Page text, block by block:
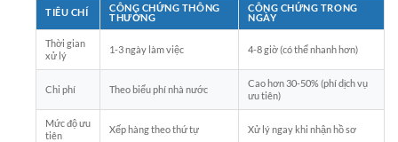
TIÊU CHÍ
CÔNG CHỨNG THÔNG
THƯỜNG
CÔNG CHỨNG TRONG
NGÀY
Thời gian
xử lý
1-3 ngày làm việc 4-8 giờ (có thể nhanh hơn)
Chi phí Theo biểu phí nhà nước
Cao hơn 30-50% (phí dịch vụ
ưu tiên)
Mức độ ưu
tiên
Xếp hàng theo thứ tự Xử lý ngay khi nhận hồ sơ